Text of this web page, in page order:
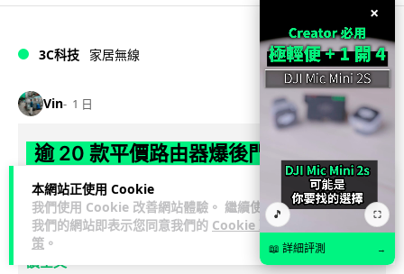
本網站正使用 Cookie
我們使用 Cookie 改善網站體驗。 繼續使用
我們的網站即表示您同意我們的 Cookie 政
策 。
3C科技 家居無線
Vin 1 日
逾 20 款平價路由器爆後門 每 35 秒自
動連線回中國 全球 10 萬用家私隱堪憂
網絡安全公司 VulnCheck 揭發中國智博通電子（Zbtlink）生產
的 20 多款路由器內置後門程式「Endlessdoors」（無盡...
讀全文
×
🎵 ⛶
📖 詳細評測 →